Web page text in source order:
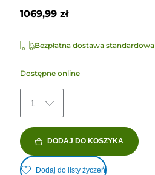
1069,99 zł
Bezpłatna dostawa standardowa
Dostępne online
1
DODAJ DO KOSZYKA
Dodaj do listy życzeń